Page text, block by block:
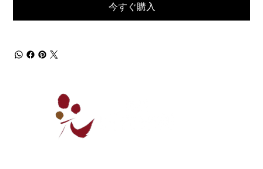
今すぐ購入